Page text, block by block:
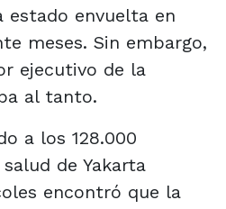
estado envuelta en
meses. Sin embargo,
ejecutivo de la
al tanto.
a los 128.000
de Yakarta
encontró que la